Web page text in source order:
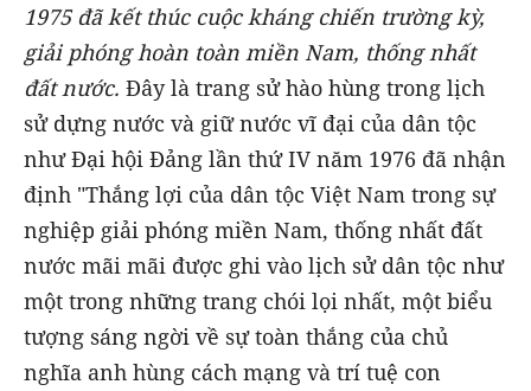
1975 đã kết thúc cuộc kháng chiến trường kỳ,
giải phóng hoàn toàn miền Nam, thống nhất
đất nước. Đây là trang sử hào hùng trong lịch
sử dựng nước và giữ nước vĩ đại của dân tộc
như Đại hội Đảng lần thứ IV năm 1976 đã nhận
định "Thắng lợi của dân tộc Việt Nam trong sự
nghiệp giải phóng miền Nam, thống nhất đất
nước mãi mãi được ghi vào lịch sử dân tộc như
một trong những trang chói lọi nhất, một biểu
tượng sáng ngời về sự toàn thắng của chủ
nghĩa anh hùng cách mạng và trí tuệ con